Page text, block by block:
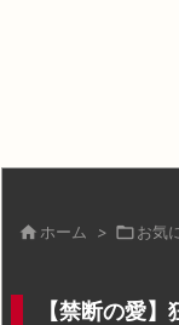
 ホーム > お気
【禁断の愛